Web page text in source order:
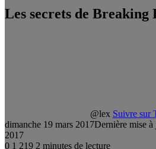
Les secrets de Breaking
@lex Suivre sur
dimanche 19 mars 2017Dernière mise
2017
0 1 219 2 minutes de lecture